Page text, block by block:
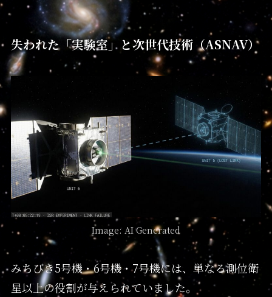
失われた「実験室」と次世代技術（ASNAV）
Image: AI Generated
みちびき5号機・6号機・7号機には、単なる測位衛
星以上の役割が与えられていました。